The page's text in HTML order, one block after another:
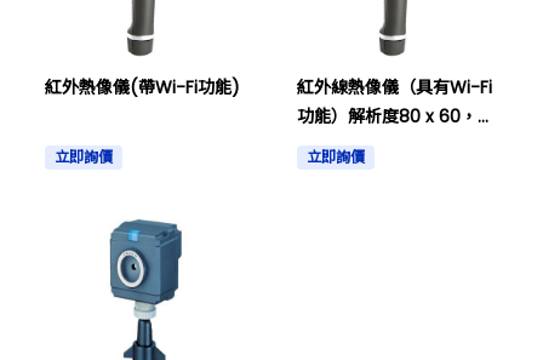
紅外熱像儀(帶Wi-Fi功能)
立即詢價
紅外線熱像儀（具有Wi-Fi
功能）解析度80 x 60，附
校準證書及其他。
立即詢價